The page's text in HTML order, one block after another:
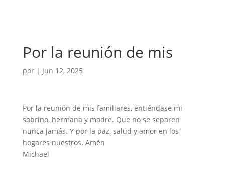
Por la reunión de mis
por | Jun 12, 2025
Por la reunión de mis familiares, entiéndase mi
sobrino, hermana y madre. Que no se separen
nunca jamás. Y por la paz, salud y amor en los
hogares nuestros. Amén
Michael